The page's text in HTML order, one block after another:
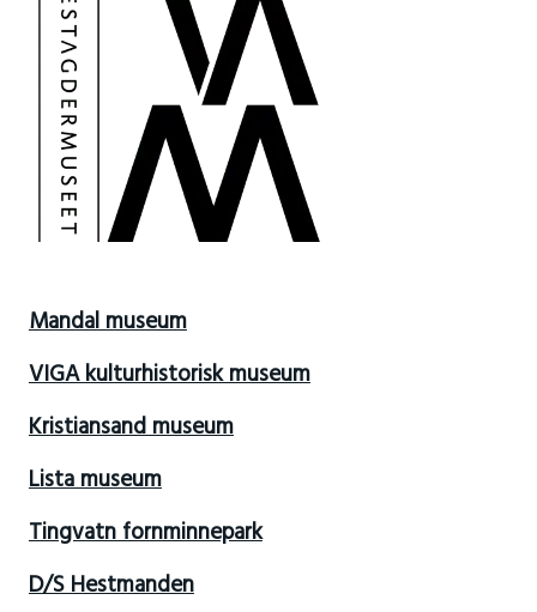
Mandal museum
VIGA kulturhistorisk museum
Kristiansand museum
Lista museum
Tingvatn fornminnepark
D/S Hestmanden